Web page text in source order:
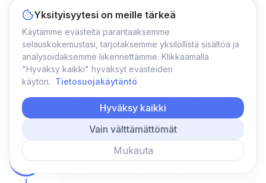
suurimman heikkouden
Testaa versiota 2 uusissa
yhteisöissä tai eri viestillä
Tavoite: parantaa konversiota 1-2
prosenttiyksikköä
WEEK
Hinnan testaus
Yksityisyytesi on meille tärkeä
Käytämme evästeitä parantaaksemme
selauskokemustasi, tarjotaksemme yksilöllistä sisältöä ja
analysoidaksemme liikennettämme. Klikkaamalla
"Hyväksy kaikki" hyväksyt evästeiden
käytön. Tietosuojakäytäntö
Hyväksy kaikki
Vain välttämättömät
Mukauta